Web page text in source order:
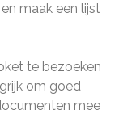
maak een lijst
te bezoeken
om goed
mee